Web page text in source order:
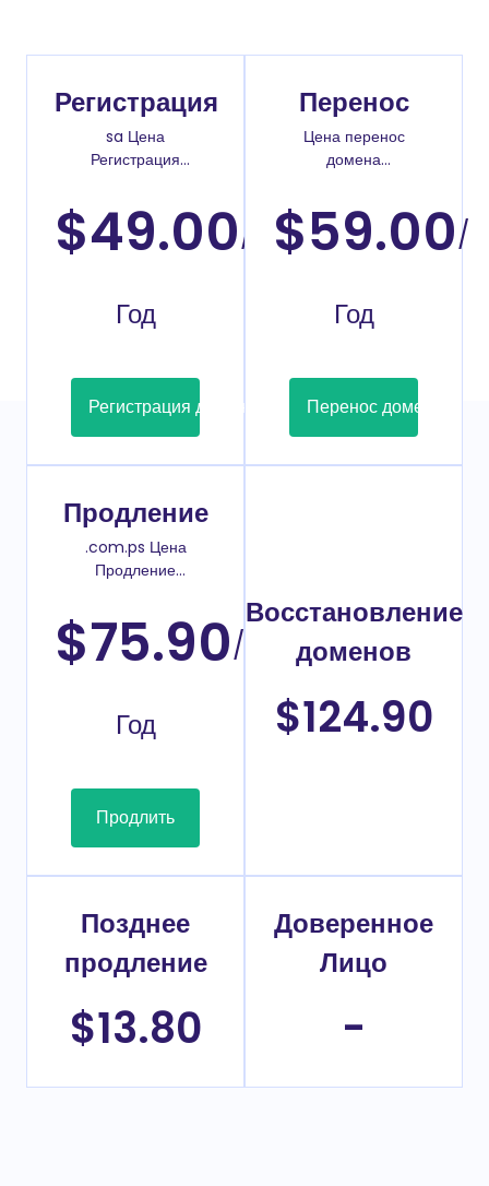
Регистрация
sa Цена
Регистрация
$49.00/
Год
Регистрация домена
Перенос
Цена перенос
домена
$59.00/
Год
Перенос домена
Продление
.com.ps Цена
Продление
$75.90/
Год
Продлить
Восстановление
доменов
$124.90
Позднее
продление
$13.80
Доверенное
Лицо
-